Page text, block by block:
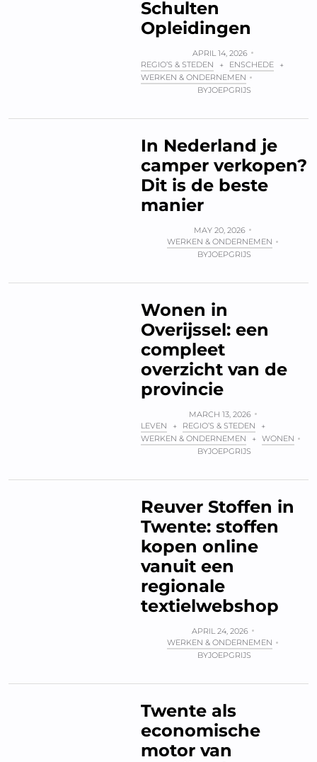
Schulten
Opleidingen
APRIL 14, 2026
REGIO’S & STEDEN
+ ENSCHEDE
+
WERKEN & ONDERNEMEN
BYJOEPGRIJS
In Nederland je
camper verkopen?
Dit is de beste
manier
MAY 20, 2026
WERKEN & ONDERNEMEN
BYJOEPGRIJS
Wonen in
Overijssel: een
compleet
overzicht van de
provincie
MARCH 13, 2026
LEVEN
+ REGIO’S & STEDEN
+
WERKEN & ONDERNEMEN
+ WONEN
BYJOEPGRIJS
Reuver Stoffen in
Twente: stoffen
kopen online
vanuit een
regionale
textielwebshop
APRIL 24, 2026
WERKEN & ONDERNEMEN
BYJOEPGRIJS
Twente als
economische
motor van